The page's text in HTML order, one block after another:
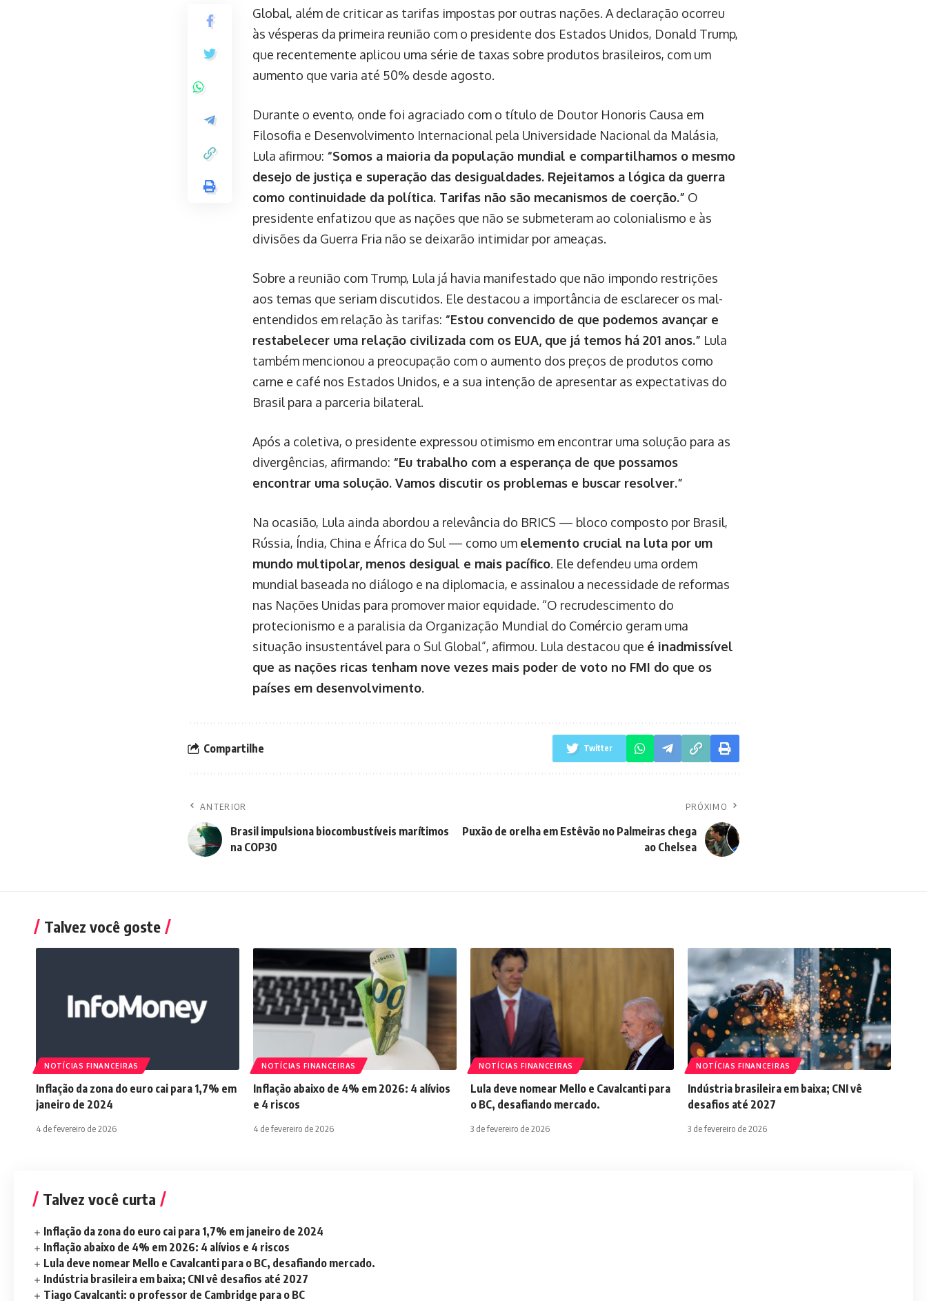
Global, além de criticar as tarifas impostas por outras nações. A declaração ocorreu
às vésperas da primeira reunião com o presidente dos Estados Unidos, Donald Trump,
que recentemente aplicou uma série de taxas sobre produtos brasileiros, com um
aumento que varia até 50% desde agosto.
Durante o evento, onde foi agraciado com o título de Doutor Honoris Causa em
Filosofia e Desenvolvimento Internacional pela Universidade Nacional da Malásia,
Lula afirmou: “Somos a maioria da população mundial e compartilhamos o mesmo
desejo de justiça e superação das desigualdades. Rejeitamos a lógica da guerra
como continuidade da política. Tarifas não são mecanismos de coerção.” O
presidente enfatizou que as nações que não se submeteram ao colonialismo e às
divisões da Guerra Fria não se deixarão intimidar por ameaças.
Sobre a reunião com Trump, Lula já havia manifestado que não impondo restrições
aos temas que seriam discutidos. Ele destacou a importância de esclarecer os mal-
entendidos em relação às tarifas: “Estou convencido de que podemos avançar e
restabelecer uma relação civilizada com os EUA, que já temos há 201 anos.” Lula
também mencionou a preocupação com o aumento dos preços de produtos como
carne e café nos Estados Unidos, e a sua intenção de apresentar as expectativas do
Brasil para a parceria bilateral.
Após a coletiva, o presidente expressou otimismo em encontrar uma solução para as
divergências, afirmando: “Eu trabalho com a esperança de que possamos
encontrar uma solução. Vamos discutir os problemas e buscar resolver.”
Na ocasião, Lula ainda abordou a relevância do BRICS — bloco composto por Brasil,
Rússia, Índia, China e África do Sul — como um elemento crucial na luta por um
mundo multipolar, menos desigual e mais pacífico. Ele defendeu uma ordem
mundial baseada no diálogo e na diplomacia, e assinalou a necessidade de reformas
nas Nações Unidas para promover maior equidade. “O recrudescimento do
protecionismo e a paralisia da Organização Mundial do Comércio geram uma
situação insustentável para o Sul Global”, afirmou. Lula destacou que é inadmissível
que as nações ricas tenham nove vezes mais poder de voto no FMI do que os
países em desenvolvimento.
Compartilhe Twitter
ANTERIOR
Brasil impulsiona biocombustíveis marítimos
na COP30
PRÓXIMO
Puxão de orelha em Estêvão no Palmeiras chega
ao Chelsea
Talvez você goste
NOTÍCIAS FINANCEIRAS
Inflação da zona do euro cai para 1,7% em
janeiro de 2024
4 de fevereiro de 2026
NOTÍCIAS FINANCEIRAS
Inflação abaixo de 4% em 2026: 4 alívios
e 4 riscos
4 de fevereiro de 2026
NOTÍCIAS FINANCEIRAS
Lula deve nomear Mello e Cavalcanti para
o BC, desafiando mercado.
3 de fevereiro de 2026
NOTÍCIAS FINANCEIRAS
Indústria brasileira em baixa; CNI vê
desafios até 2027
3 de fevereiro de 2026
Talvez você curta
Inflação da zona do euro cai para 1,7% em janeiro de 2024
Inflação abaixo de 4% em 2026: 4 alívios e 4 riscos
Lula deve nomear Mello e Cavalcanti para o BC, desafiando mercado.
Indústria brasileira em baixa; CNI vê desafios até 2027
Tiago Cavalcanti: o professor de Cambridge para o BC